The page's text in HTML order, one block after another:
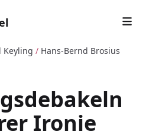
Keyling / Hans-Bernd Brosius
Ironie